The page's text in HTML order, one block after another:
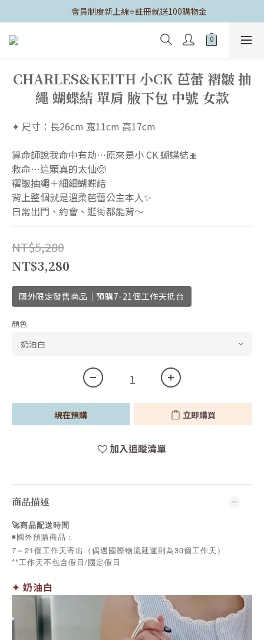
	會員制度新上線⭐️註冊就送100購物金
CHARLES&KEITH 小CK 芭蕾 褶皺 抽
繩 蝴蝶結 單肩 腋下包 中號 女款
✦ 尺寸：長26cm 寬11cm 高17cm
算命師說我命中有劫…原來是小 CK 蝴蝶結🎀
救命…這顆真的太仙🥺
褶皺抽繩＋細細蝴蝶結
背上整個就是溫柔芭蕾公主本人✨
日常出門、約會、逛街都能背～
NT$5,280
NT$3,280
國外限定發售商品｜預購7-21個工作天抵台
顏色
現在預購 立即購買
加入追蹤清單
商品描述
🚀商品配送時間
◾️國外預購商品：
7～21個工作天寄出（偶遇國際物流延遲則為30個工作天）
**工作天不包含假日/國定假日
✦ 奶油白